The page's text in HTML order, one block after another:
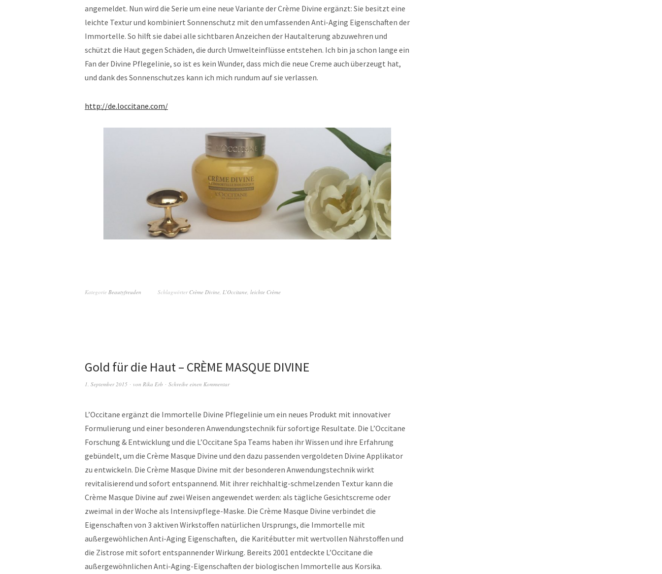
angemeldet. Nun wird die Serie um eine neue Variante der Crème Divine ergänzt: Sie besitzt eine
leichte Textur und kombiniert Sonnenschutz mit den umfassenden Anti-Aging Eigenschaften der
Immortelle. So hilft sie dabei alle sichtbaren Anzeichen der Hautalterung abzuwehren und
schützt die Haut gegen Schäden, die durch Umwelteinflüsse entstehen. Ich bin ja schon lange ein
Fan der Divine Pflegelinie, so ist es kein Wunder, dass mich die neue Creme auch überzeugt hat,
und dank des Sonnenschutzes kann ich mich rundum auf sie verlassen.
http://de.loccitane.com/
Kategorie Beautyfreuden Schlagwörter Crème Divine L’Occitane leichte Crème
Gold für die Haut – CRÈME MASQUE DIVINE
1. September 2015 von Rika Erb Schreibe einen Kommentar
L’Occitane ergänzt die Immortelle Divine Pflegelinie um ein neues Produkt mit innovativer
Formulierung und einer besonderen Anwendungstechnik für sofortige Resultate. Die L’Occitane
Forschung & Entwicklung und die L’Occitane Spa Teams haben ihr Wissen und ihre Erfahrung
gebündelt, um die Crème Masque Divine und den dazu passenden vergoldeten Divine Applikator
zu entwickeln. Die Crème Masque Divine mit der besonderen Anwendungstechnik wirkt
revitalisierend und sofort entspannend. Mit ihrer reichhaltig-schmelzenden Textur kann die
Crème Masque Divine auf zwei Weisen angewendet werden: als tägliche Gesichtscreme oder
zweimal in der Woche als Intensivpflege-Maske. Die Crème Masque Divine verbindet die
Eigenschaften von 3 aktiven Wirkstoffen natürlichen Ursprungs, die Immortelle mit
außergewöhlichen Anti-Aging Eigenschaften, die Karitébutter mit wertvollen Nährstoffen und
die Zistrose mit sofort entspannender Wirkung. Bereits 2001 entdeckte L’Occitane die
außergewöhnlichen Anti-Aging-Eigenschaften der biologischen Immortelle aus Korsika.